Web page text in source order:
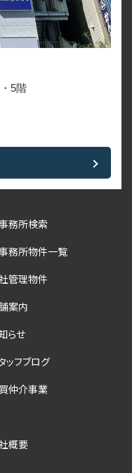
5階
務所検索
務所物件一覧
管理物件
案内
らせ
ッフブログ
仲介事業
概要